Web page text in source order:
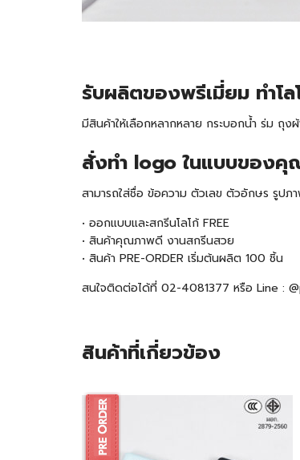
รับผลิตของพรีเมี่ยม ทำโล
มีสินค้าให้เลือกหลากหลาย กระบอกน้ำ ร่ม ถุ
สั่งทำ logo ในแบบของคุ
สามารถใส่ชื่อ ข้อความ ตัวเลข ตัวอักษร รูป
• ออกแบบและสกรีนโลโก้ FREE
• สินค้าคุณภาพดี งานสกรีนสวย
• สินค้า PRE-ORDER เริ่มต้นผลิต 100 ชิ้น
สนใจติดต่อได้ที่ 02-4081377 หรือ Line :
สินค้าที่เกี่ยวข้อง